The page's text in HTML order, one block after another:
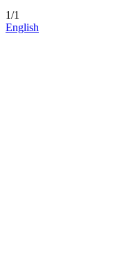
1/1
English